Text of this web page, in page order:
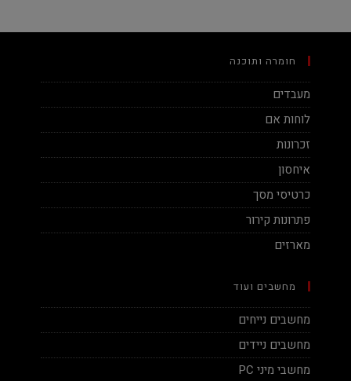
חומרה ותוכנה
מעבדים
לוחות אם
זכרונות
איחסון
כרטיסי מסך
פתרונות קירור
מארזים
מחשבים ועוד
מחשבים נייחים
מחשבים ניידים
מחשבי מיני PC